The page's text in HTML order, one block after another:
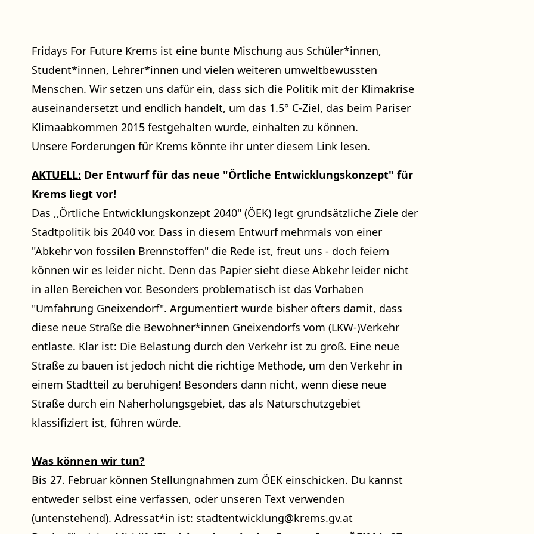
Fridays For Future Krems ist eine bunte Mischung aus Schüler*innen,
Student*innen, Lehrer*innen und vielen weiteren umweltbewussten
Menschen. Wir setzen uns dafür ein, dass sich die Politik mit der Klimakrise
auseinandersetzt und endlich handelt, um das 1.5° C-Ziel, das beim Pariser
Klimaabkommen 2015 festgehalten wurde, einhalten zu können.
Unsere Forderungen für Krems könnte ihr unter diesem Linklesen.
AKTUELL: Der Entwurf für das neue "Örtliche Entwicklungskonzept" für
Krems liegt vor!
Das ,,Örtliche Entwicklungskonzept 2040" (ÖEK) legt grundsätzliche Ziele der
Stadtpolitik bis 2040 vor. Dass in diesem Entwurf mehrmals von einer
"Abkehr von fossilen Brennstoffen" die Rede ist, freut uns - doch feiern
können wir es leider nicht. Denn das Papier sieht diese Abkehr leider nicht
in allen Bereichen vor. Besonders problematisch ist das Vorhaben
"Umfahrung Gneixendorf". Argumentiert wurde bisher öfters damit, dass
diese neue Straße die Bewohner*innen Gneixendorfs vom (LKW-)Verkehr
entlaste. Klar ist: Die Belastung durch den Verkehr ist zu groß. Eine neue
Straße zu bauen ist jedoch nicht die richtige Methode, um den Verkehr in
einem Stadtteil zu beruhigen! Besonders dann nicht, wenn diese neue
Straße durch ein Naherholungsgebiet, das als Naturschutzgebiet
klassifiziert ist, führen würde.
Was können wir tun?
Bis 27. Februar können Stellungnahmen zum ÖEK einschicken. Du kannst
entweder selbst eine verfassen, oder unseren Text verwenden
(untenstehend). Adressat*in ist: stadtentwicklung@krems.gv.at